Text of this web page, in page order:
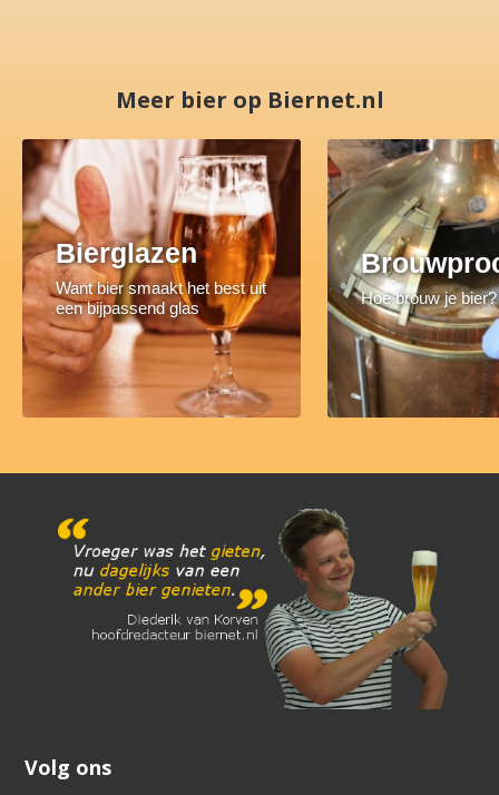
Meer bier op Biernet.nl
Bierglazen
Want bier smaakt het best uit
een bijpassend glas
Hoe brouw je bier?
Volg ons